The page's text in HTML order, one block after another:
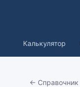
Калькулятор
← Справочник